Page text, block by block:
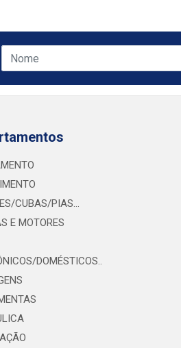
CUBAS/PIAS...
E MOTORES
DOMÉSTICOS..